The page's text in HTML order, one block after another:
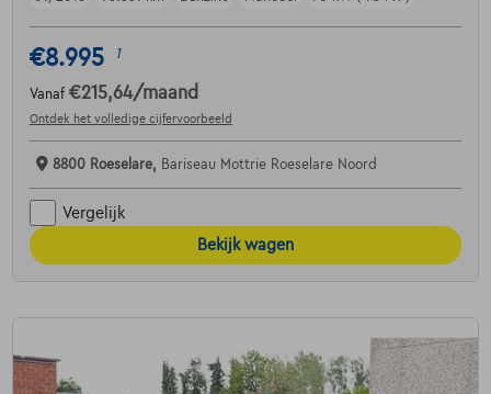
€8.995 1
Vanaf €215,64/maand
Ontdek het volledige cijfervoorbeeld
8800 Roeselare, Bariseau Mottrie Roeselare Noord
Vergelijk
Bekijk wagen